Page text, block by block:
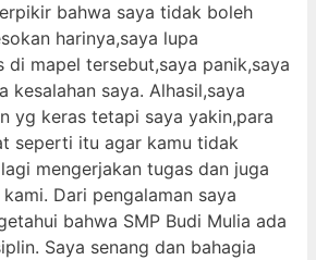
bahwa saya tidak boleh
harinya,saya lupa
di mapel tersebut,saya panik,saya
kesalahan saya. Alhasil,saya
yg keras tetapi saya yakin,para
seperti itu agar kamu tidak
mengerjakan tugas dan juga
Dari pengalaman saya
bahwa SMP Budi Mulia ada
Saya senang dan bahagia